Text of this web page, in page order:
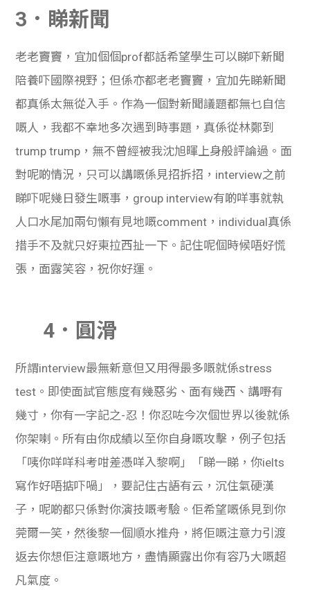
3．睇新聞
老老竇竇，宜加個個prof都話希望學生可以睇吓新聞
陪養吓國際視野；但係亦都老老竇竇，宜加先睇新聞
都真係太無從入手。作為一個對新聞議題都無乜自信
嘅人，我都不幸地多次遇到時事題，真係從林鄭到
trump trump，無不曾經被我沈旭暉上身般評論過。面
對呢啲情況，只可以講嘅係見招拆招，interview之前
睇吓呢幾日發生嘅事，group interview有啲咩事就執
人口水尾加兩句懶有見地嘅comment，individual真係
措手不及就只好東拉西扯一下。記住呢個時候唔好慌
張，面露笑容，祝你好運。
4．圓滑
所謂interview最無新意但又用得最多嘅就係stress
test。即使面試官態度有幾惡劣、面有幾西、講嘢有
幾寸，你有一字記之-忍！你忍咗今次個世界以後就係
你架喇。所有由你成績以至你自身嘅攻擊，例子包括
「咦你咩咩科考咁差憑咩入黎啊」「睇一睇，你ielts
寫作好唔掂吓喎」，要記住古語有云，沉住氣硬漢
子，呢啲都只係對你演技嘅考驗。佢希望嘅係見到你
莞爾一笑，然後黎一個順水推舟，將佢嘅注意力引渡
返去你想佢注意嘅地方，盡情顯露出你有容乃大嘅超
凡氣度。